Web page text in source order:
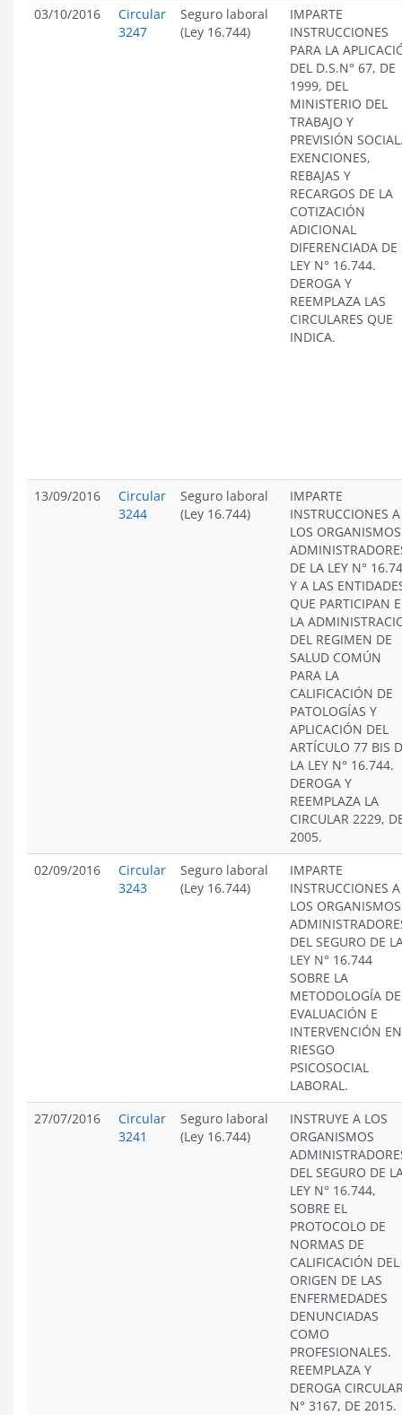
03/10/2016
Circular
3247
Seguro laboral
(Ley 16.744)
IMPARTE
INSTRUCCIONES
PARA LA
DEL D.S.N° 67, DE
1999, DEL
MINISTERIO DEL
TRABAJO Y
PREVISIÓN
EXENCIONES,
REBAJAS Y
RECARGOS DE LA
COTIZACIÓN
ADICIONAL
DIFERENCIADA DE
LEY N° 16.744.
DEROGA Y
REEMPLAZA LAS
CIRCULARES QUE
INDICA.
13/09/2016
Circular
3244
Seguro laboral
(Ley 16.744)
IMPARTE
INSTRUCCIONES A
LOS ORGANISMOS
DE LA LEY N°
Y A LAS
QUE PARTICIPAN
LA
DEL REGIMEN DE
SALUD COMÚN
PARA LA
CALIFICACIÓN DE
PATOLOGÍAS Y
APLICACIÓN DEL
ARTÍCULO 77 BIS
LA LEY N° 16.744.
DEROGA Y
REEMPLAZA LA
CIRCULAR 2229,
2005.
02/09/2016
Circular
3243
Seguro laboral
(Ley 16.744)
IMPARTE
INSTRUCCIONES A
LOS ORGANISMOS
DEL SEGURO DE
LEY N° 16.744
SOBRE LA
METODOLOGÍA DE
EVALUACIÓN E
INTERVENCIÓN EN
RIESGO
PSICOSOCIAL
LABORAL.
27/07/2016
Circular
3241
Seguro laboral
(Ley 16.744)
INSTRUYE A LOS
ORGANISMOS
DEL SEGURO DE
LEY N° 16.744,
SOBRE EL
PROTOCOLO DE
NORMAS DE
CALIFICACIÓN DEL
ORIGEN DE LAS
ENFERMEDADES
DENUNCIADAS
COMO
PROFESIONALES.
REEMPLAZA Y
DEROGA
N° 3167, DE 2015.